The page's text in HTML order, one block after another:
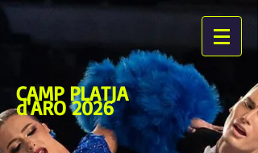
CAMP PLATJA
d'ARO 2026